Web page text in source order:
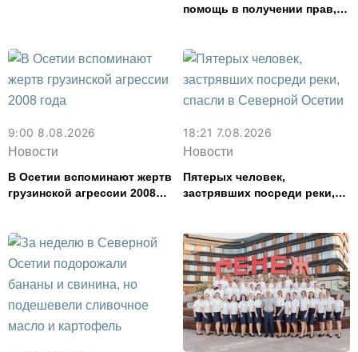
помощь в получении прав,
9:00 8.08.2026
Новости
В Осетии вспоминают жертв
грузинской агрессии 2008
18:21 7.08.2026
Новости
Пятерых человек,
застрявших посреди реки,